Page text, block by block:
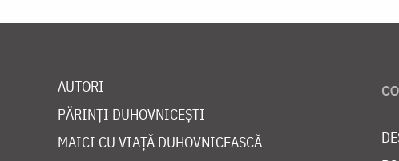
AUTORI
PĂRINȚI DUHOVNICEȘTI
MAICI CU VIAȚĂ DUHOVNICEASCĂ